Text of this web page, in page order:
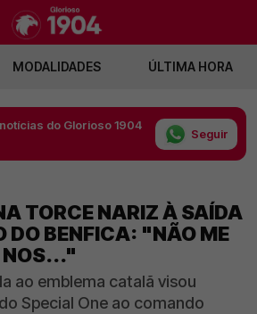
MODALIDADES ÚLTIMA HORA
do Glorioso 1904
Seguir
TORCE NARIZ À SAÍDA
DO BENFICA: "NÃO ME
NOS..."
ao emblema catalã visou
Special One ao comando